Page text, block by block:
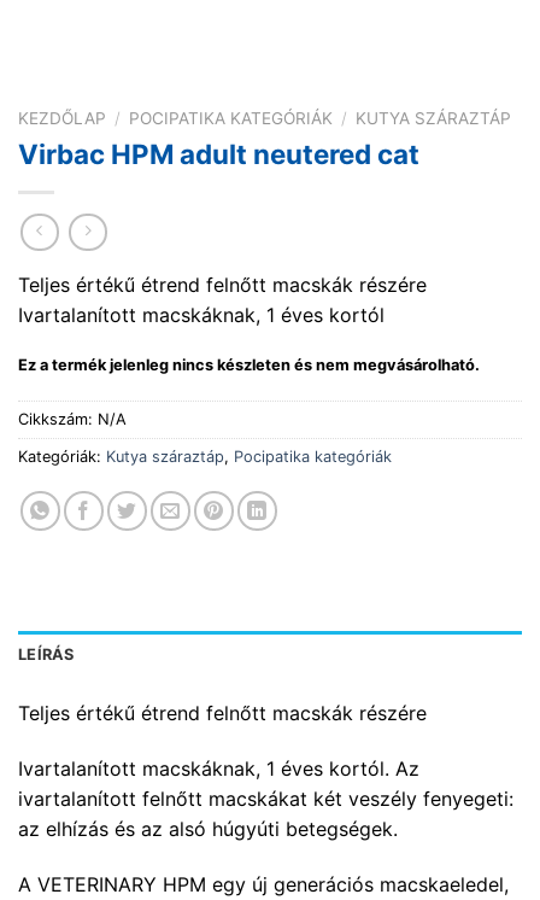
KEZDŐLAP / POCIPATIKA KATEGÓRIÁK / KUTYA SZÁRAZTÁP
Virbac HPM adult neutered cat
Teljes értékű étrend felnőtt macskák részére
Ivartalanított macskáknak, 1 éves kortól
Ez a termék jelenleg nincs készleten és nem megvásárolható.
Cikkszám: N/A
Kategóriák: Kutya száraztáp, Pocipatika kategóriák
LEÍRÁS
Teljes értékű étrend felnőtt macskák részére
Ivartalanított macskáknak, 1 éves kortól. Az
ivartalanított felnőtt macskákat két veszély fenyegeti:
az elhízás és az alsó húgyúti betegségek.
A VETERINARY HPM egy új generációs macskaeledel,